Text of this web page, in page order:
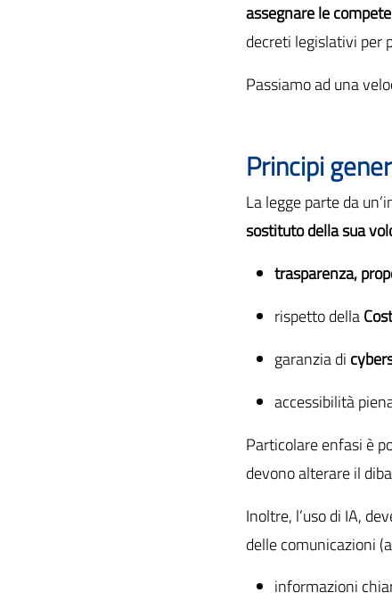
assegnare le
decreti legislativi per
Passiamo ad una
Principi
La legge parte da
sostituto della sua
trasparenza,
rispetto della
garanzia di
accessibilità
Particolare enfasi è
devono alterare il
Inoltre, l’uso di IA,
delle comunicazioni
informazioni